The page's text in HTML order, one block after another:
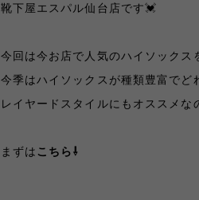
靴下屋エスパル仙台店です💓
今回は今お店で人気のハイソックス
今季はハイソックスが種類豊富でど
レイヤードスタイルにもオススメな
まずは こちら⇩